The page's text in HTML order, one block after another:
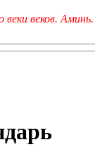
веков. Аминь.